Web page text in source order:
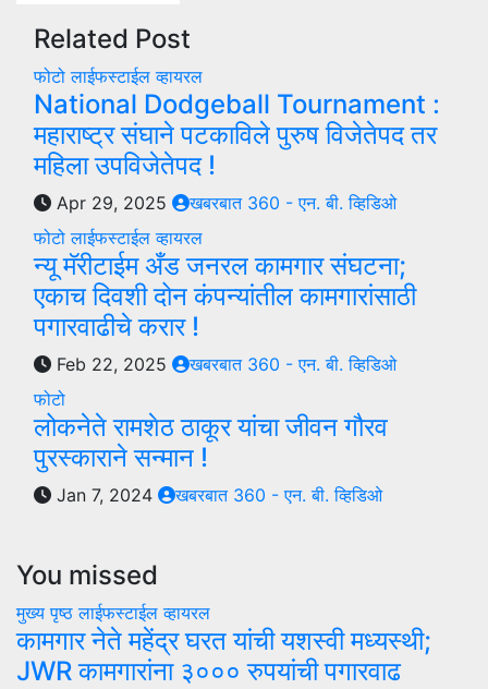
Related Post
फोटोलाईफस्टाईलव्हायरल
National Dodgeball Tournament :
महाराष्ट्र संघाने पटकाविले पुरुष विजेतेपद तर
महिला उपविजेतेपद !
Apr 29, 2025
खबरबात 360 - एन. बी. व्हिडिओ
फोटोलाईफस्टाईलव्हायरल
न्यू मॅरीटाईम अँड जनरल कामगार संघटना;
एकाच दिवशी दोन कंपन्यांतील कामगारांसाठी
पगारवाढीचे करार !
Feb 22, 2025
खबरबात 360 - एन. बी. व्हिडिओ
फोटो
लोकनेते रामशेठ ठाकूर यांचा जीवन गौरव
पुरस्काराने सन्मान !
Jan 7, 2024 खबरबात 360 - एन. बी. व्हिडिओ
You missed
मुख्य पृष्ठलाईफस्टाईलव्हायरल
कामगार नेते महेंद्र घरत यांची यशस्वी मध्यस्थी;
JWR कामगारांना ३००० रुपयांची पगारवाढ